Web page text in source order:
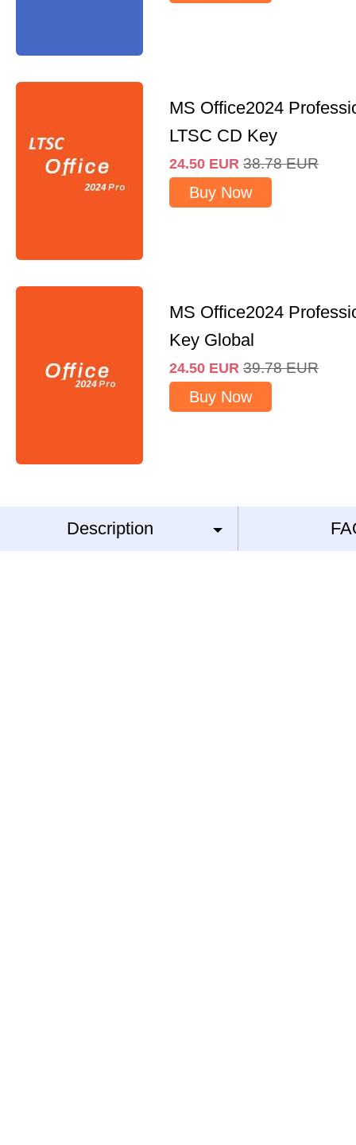
MS Office2024
LTSC CD Key
24.50 EUR 38.78 EUR
Buy Now
MS Office2024
Key Global
24.50 EUR 39.78 EUR
Buy Now
Description